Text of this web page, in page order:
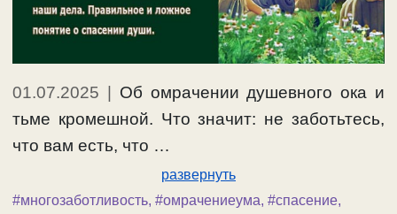
01.07.2025
Об омрачении душевного ока и
тьме кромешной. Что значит: не заботьтесь,
что вам есть, что …
развернуть
#многозаботливость, #омрачениеума, #спасение,